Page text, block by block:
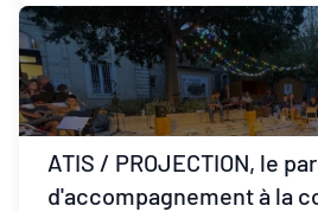
ATIS / PROJECTION, le
d'accompagnement à la